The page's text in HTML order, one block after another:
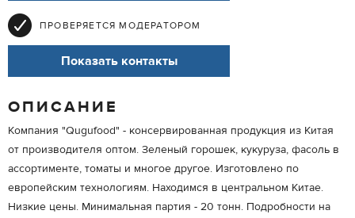
ПРОВЕРЯЕТСЯ МОДЕРАТОРОМ
Показать контакты
ОПИСАНИЕ
Компания "Qugufood" - консервированная продукция из Китая
от производителя оптом. Зеленый горошек, кукуруза, фасоль в
ассортименте, томаты и многое другое. Изготовлено по
европейским технологиям. Находимся в центральном Китае.
Низкие цены. Минимальная партия - 20 тонн. Подробности на